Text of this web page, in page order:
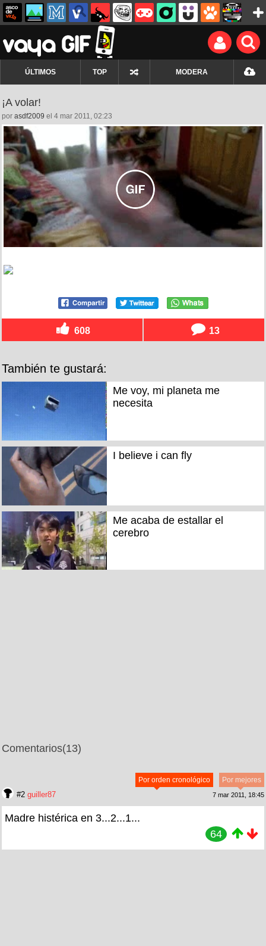
ÚLTIMOS TOP MODERA
¡A volar!
por asdf2009 el 4 mar 2011, 02:23
608 13
También te gustará:
Me voy, mi planeta me
necesita
I believe i can fly
Me acaba de estallar el
cerebro
Comentarios(13)
Por mejores
Por orden cronológico
#2 guiller87 7 mar 2011, 18:45
Madre histérica en 3...2...1...
64